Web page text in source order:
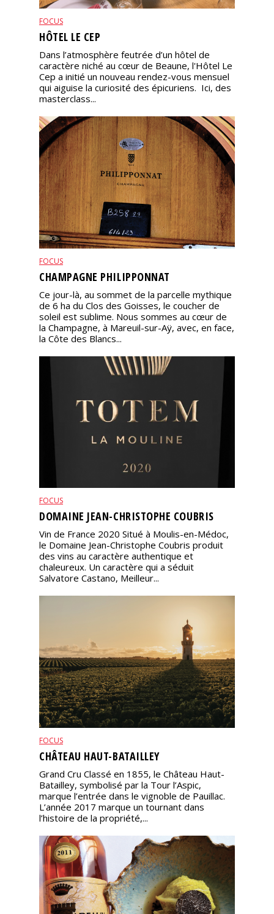
FOCUS
HÔTEL LE CEP
Dans l’atmosphère feutrée d’un hôtel de
caractère niché au cœur de Beaune, l'Hôtel Le
Cep a initié un nouveau rendez-vous mensuel
qui aiguise la curiosité des épicuriens. Ici, des
masterclass...
FOCUS
CHAMPAGNE PHILIPPONNAT
Ce jour-là, au sommet de la parcelle mythique
de 6 ha du Clos des Goisses, le coucher de
soleil est sublime. Nous sommes au cœur de
la Champagne, à Mareuil-sur-Aÿ, avec, en face,
la Côte des Blancs...
FOCUS
DOMAINE JEAN-CHRISTOPHE COUBRIS
Vin de France 2020 Situé à Moulis-en-Médoc,
le Domaine Jean-Christophe Coubris produit
des vins au caractère authentique et
chaleureux. Un caractère qui a séduit
Salvatore Castano, Meilleur...
FOCUS
CHÂTEAU HAUT-BATAILLEY
Grand Cru Classé en 1855, le Château Haut-
Batailley, symbolisé par la Tour l’Aspic,
marque l’entrée dans le vignoble de Pauillac.
L’année 2017 marque un tournant dans
l’histoire de la propriété,...